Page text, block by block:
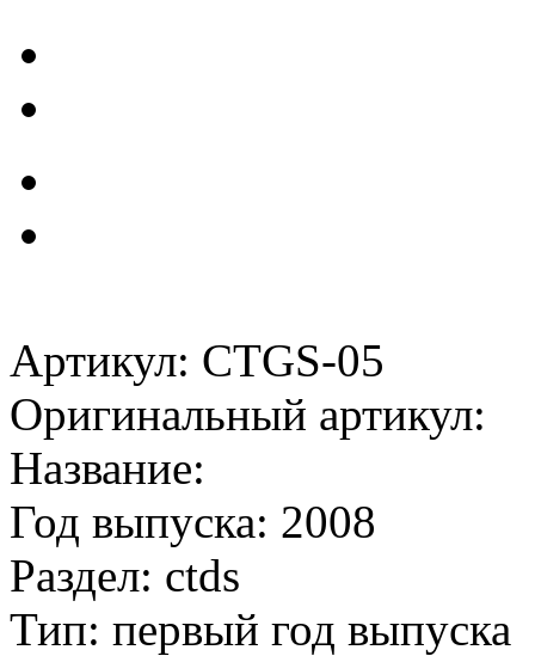
Артикул: CTGS-05
Оригинальный артикул:
Название:
Год выпуска: 2008
Раздел: ctds
Тип: первый год выпуска